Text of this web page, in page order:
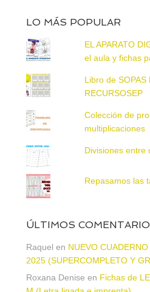
LO MÁS POPULAR
EL APARATO
el aula y fichas
Libro de SOPAS
RECURSOSEP
Colección de
multiplicaciones
Divisiones entre
Repasamos las
ÚLTIMOS
Raquel en NUEVO
2025 (SUPERCOMPLETO Y
Roxana Denise en Fichas de